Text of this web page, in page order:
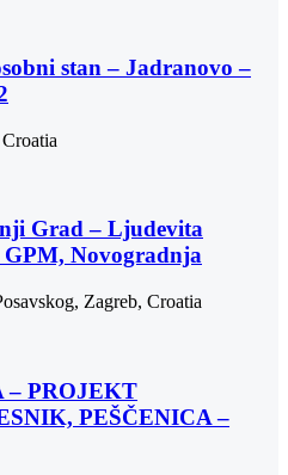
stan – Jadranovo –
Grad – Ljudevita
GPM, Novogradnja
Zagreb, Croatia
– PROJEKT
PEŠČENICA –